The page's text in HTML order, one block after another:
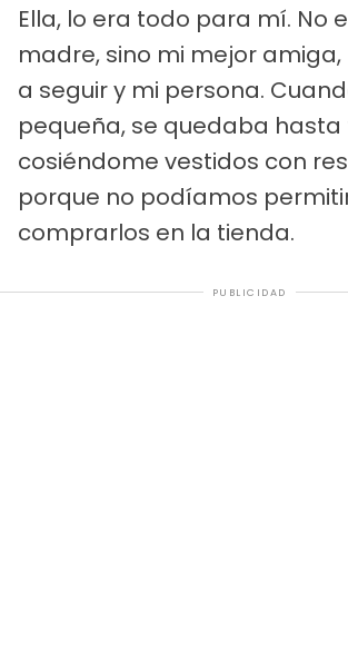
Ella, lo era todo para mí. No
madre, sino mi mejor
a seguir y mi persona.
pequeña, se quedaba
cosiéndome vestidos con
porque no podíamos
comprarlos en la tienda.
PUBLICIDAD